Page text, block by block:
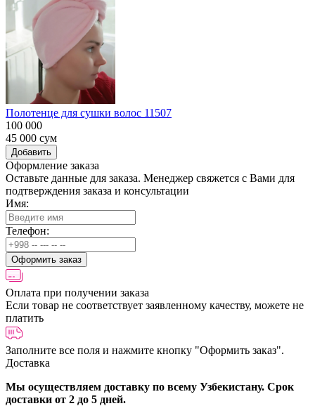
Полотенце для сушки волос 11507
100 000
45 000 сум
Добавить
Оформление заказа
Оставьте данные для заказа. Менеджер свяжется с Вами для
подтверждения заказа и консультации
Имя:
Телефон:
Оформить заказ
Оплата при получении заказа
Если товар не соответствует заявленному качеству, можете не
платить
Заполните все поля и нажмите кнопку "Оформить заказ".
Доставка
Мы осуществляем доставку по всему Узбекистану. Срок
доставки от 2 до 5 дней.